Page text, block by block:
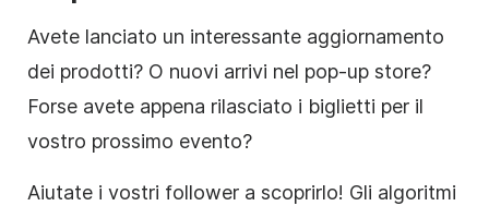
Avete lanciato un interessante aggiornamento
dei prodotti? O nuovi arrivi nel pop-up store?
Forse avete appena rilasciato i biglietti per il
vostro prossimo evento?
Aiutate i vostri follower a scoprirlo! Gli algoritmi